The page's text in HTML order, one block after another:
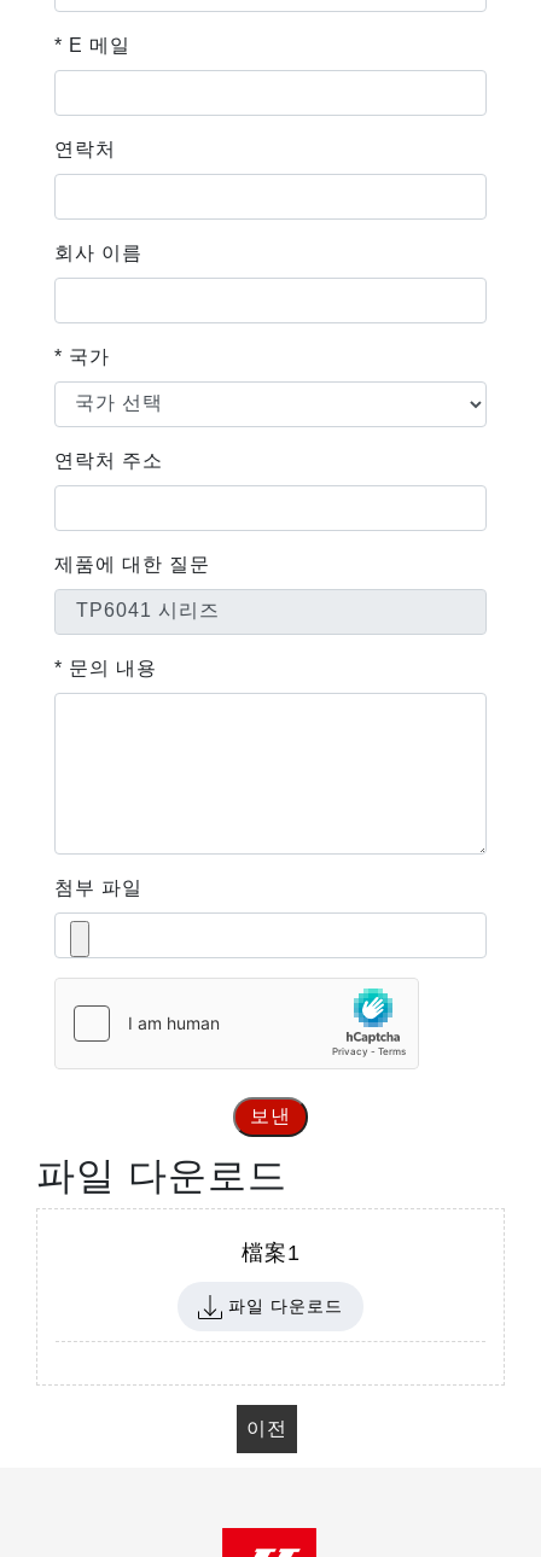
* E 메일
연락처
회사 이름
* 국가
연락처 주소
제품에 대한 질문
* 문의 내용
첨부 파일
보낸
파일 다운로드
檔案1
파일 다운로드
이전